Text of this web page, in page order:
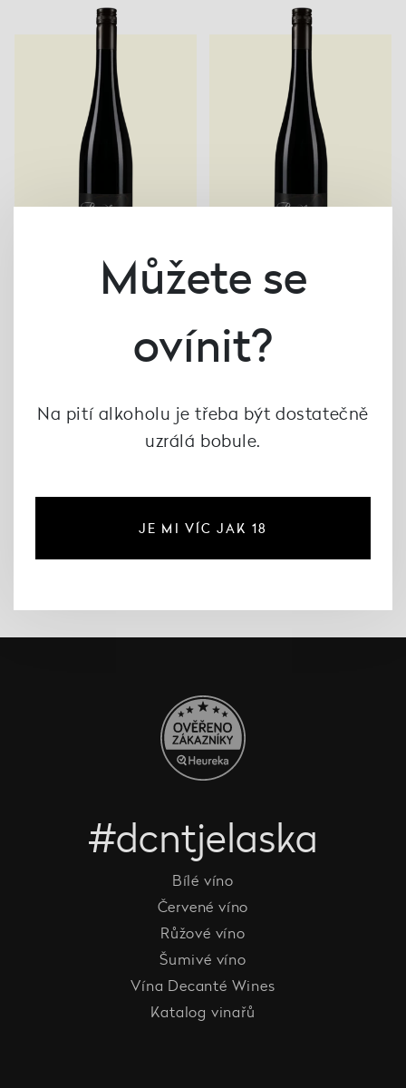
Weingut Brachmann
Reben" 2023, Weingut
Brachmann
#dcntjelaska
Bílé víno
Červené víno
Růžové víno
Šumivé víno
Vína Decanté Wines
Katalog vinařů
Můžete se
ovínit?
Na pití alkoholu je třeba být dostatečně
uzrálá bobule.
JE MI VÍC JAK 18